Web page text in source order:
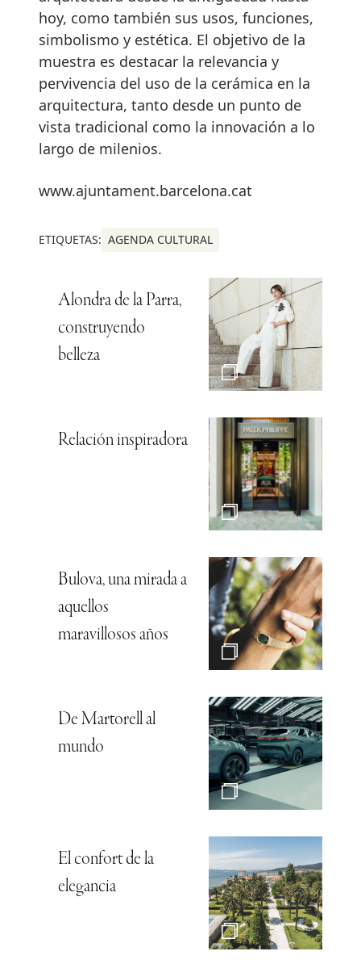
hoy, como también sus usos, funciones,
simbolismo y estética. El objetivo de la
muestra es destacar la relevancia y
pervivencia del uso de la cerámica en la
arquitectura, tanto desde un punto de
vista tradicional como la innovación a lo
largo de milenios.
www.ajuntament.barcelona.cat
ETIQUETAS: AGENDA CULTURAL
Alondra de la Parra,
construyendo
belleza
Relación inspiradora
Bulova, una mirada a
aquellos
maravillosos años
De Martorell al
mundo
El confort de la
elegancia